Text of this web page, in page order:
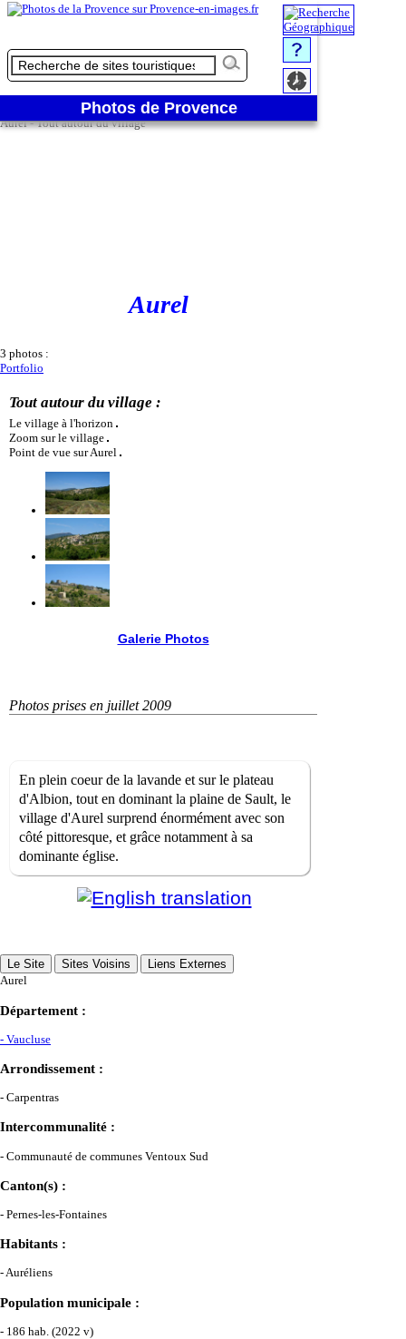
2 - Zoom sur le village
Aurel - Tout autour du village
Photos de Provence
Aurel
3 photos :
Portfolio
Tout autour du village :
Le village à l'horizon
Zoom sur le village
Point de vue sur Aurel
Galerie Photos
Photos prises en juillet 2009
En plein coeur de la lavande et sur le plateau
d'Albion, tout en dominant la plaine de Sault, le
village d'Aurel surprend énormément avec son
côté pittoresque, et grâce notamment à sa
dominante église.
Le Site Sites Voisins
Liens Externes
Aurel
Département :
- Vaucluse
Arrondissement :
- Carpentras
Intercommunalité :
- Communauté de communes Ventoux Sud
Canton(s) :
- Pernes-les-Fontaines
Habitants :
- Auréliens
Population municipale :
- 186 hab. (2022 v)